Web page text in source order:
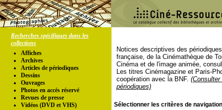
Recherches spécifiques dans les
collections
Affiches
Archives
Articles de périodiques
Dessins
Ouvrages
Photos en accés réservé
Revues de presse
Vidéos (DVD et VHS)
Notices descriptives des
française, de la Cinémathèque de
Cinéma et de l'image animée,
Les titres Cinémagazine et Paris-
coopération avec la BNF.
périodiques)
Sélectionner les critères de